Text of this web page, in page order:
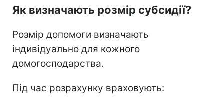
Як визначають розмір субсидії?
Розмір допомоги визначають
індивідуально для кожного
домогосподарства.
Під час розрахунку враховують: